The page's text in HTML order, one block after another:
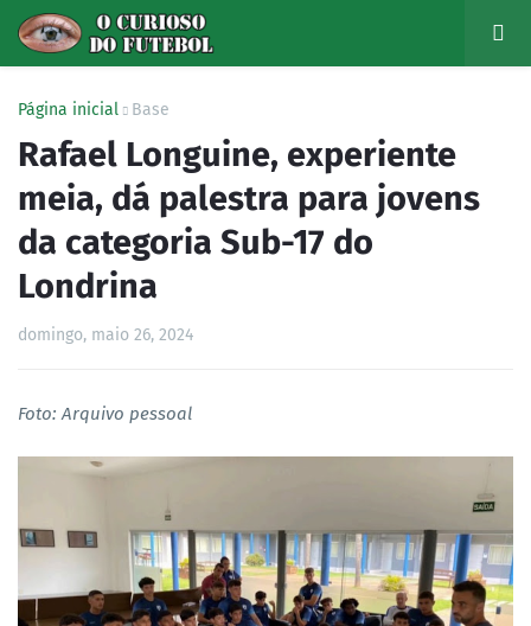
Página inicial Base
Rafael Longuine, experiente
meia, dá palestra para jovens
da categoria Sub-17 do
Londrina
domingo, maio 26, 2024
Foto: Arquivo pessoal